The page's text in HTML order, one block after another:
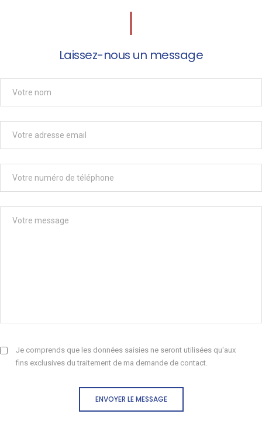
Laissez-nous un message
Je comprends que les données saisies ne seront utilisées qu'aux
fins exclusives du traitement de ma demande de contact.
ENVOYER LE MESSAGE